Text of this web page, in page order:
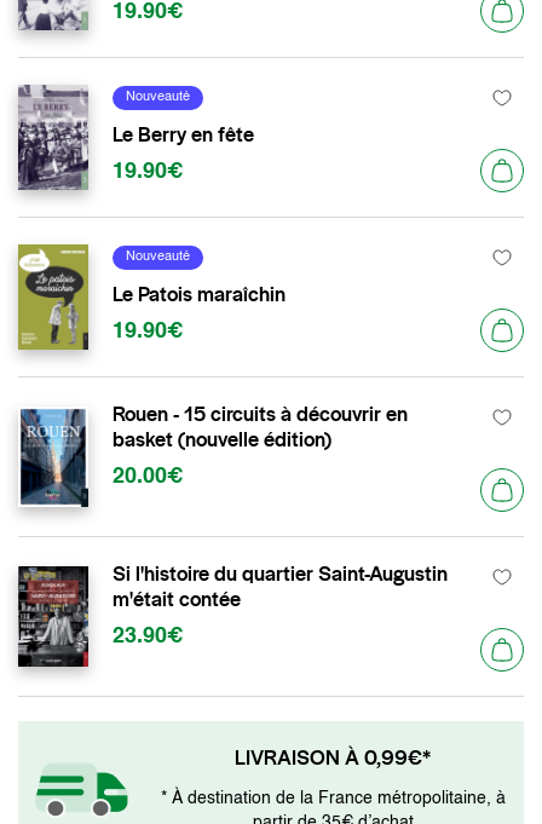
19.90€
Nouveauté
Le Berry en fête
19.90€
Nouveauté
Le Patois maraîchin
19.90€
Rouen - 15 circuits à découvrir en
basket (nouvelle édition)
20.00€
Si l'histoire du quartier Saint-Augustin
m'était contée
23.90€
LIVRAISON À 0,99€*
* À destination de la France métropolitaine, à